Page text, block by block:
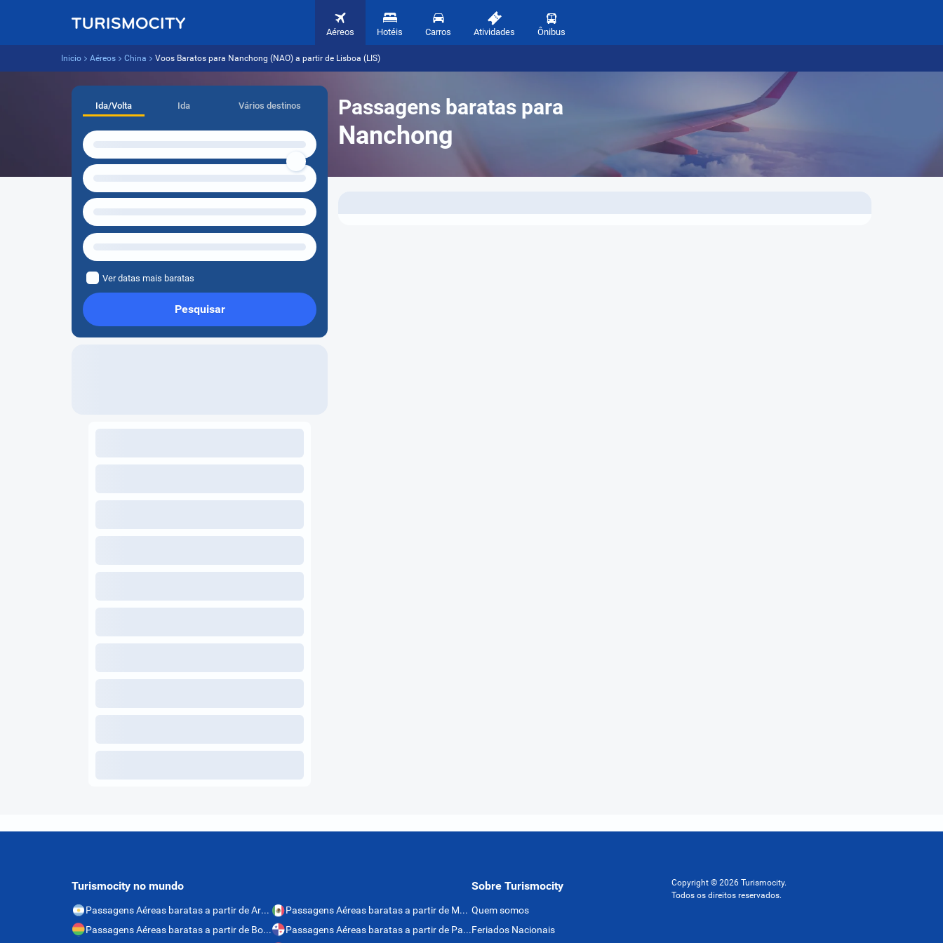
Aéreos Hotéis Carros Atividades Ônibus
Inicio Aéreos China Voos Baratos para Nanchong (NAO) a partir de Lisboa (LIS)
Passagens baratas para
Nanchong
Ida/Volta Ida Vários destinos
Ver datas mais baratas
Pesquisar
Turismocity no mundo
Passagens Aéreas baratas a partir de Argentina
Passagens Aéreas baratas a partir de Bolívia
Passagens Aéreas baratas a partir de México
Passagens Aéreas baratas a partir de Panamá
Sobre Turismocity
Quem somos
Feriados Nacionais
Copyright © 2026 Turismocity.
Todos os direitos reservados.